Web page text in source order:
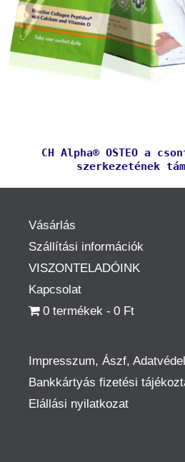
CH Alpha® OSTEO a
szerkezetének
Vásárlás
Szállítási információk
VISZONTELADÓINK
Kapcsolat
0 termékek
0 Ft
Impresszum, Ászf,
Bankkártyás fizetési
Elállási nyilatkozat